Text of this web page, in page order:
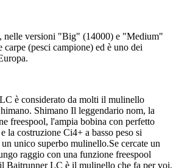
versioni "Big" (14000) e "Medium"
carpe (pesci campione) ed è uno dei
è considerato da molti il mulinello
Shimano Il leggendario nom, la
freespool, l'ampia bobina con perfetto
la costruzione Ci4+ a basso peso si
unico superbo mulinello.Se cercate un
raggio con una funzione freespool
Baitrunner LC è il mulinello che fa per voi,